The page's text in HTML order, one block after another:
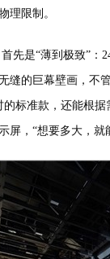
理限制。
首先是“薄到极致”：
缝的巨幕壁画，不
的标准款，还能根
屏，“想要多大，就